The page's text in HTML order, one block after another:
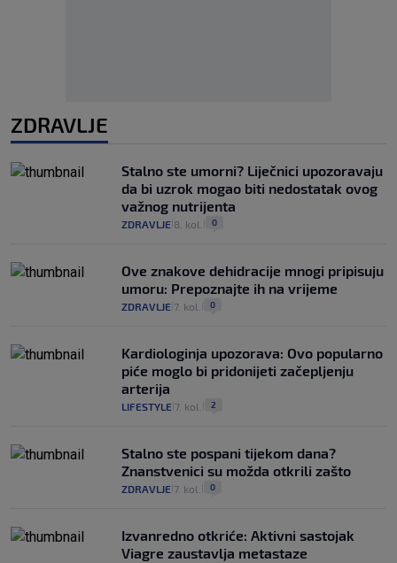
ZDRAVLJE
Stalno ste umorni? Liječnici upozoravaju
da bi uzrok mogao biti nedostatak ovog
važnog nutrijenta
ZDRAVLJE 8. kol. 0
Ove znakove dehidracije mnogi pripisuju
umoru: Prepoznajte ih na vrijeme
ZDRAVLJE 7. kol. 0
Kardiologinja upozorava: Ovo popularno
piće moglo bi pridonijeti začepljenju
arterija
LIFESTYLE 7. kol. 2
Stalno ste pospani tijekom dana?
Znanstvenici su možda otkrili zašto
ZDRAVLJE 7. kol. 0
Izvanredno otkriće: Aktivni sastojak
Viagre zaustavlja metastaze